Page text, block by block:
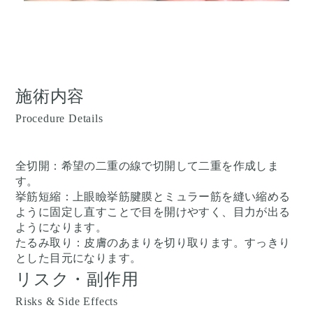
施術内容
Procedure Details
全切開：希望の二重の線で切開して二重を作成しま
す。
挙筋短縮：上眼瞼挙筋腱膜とミュラー筋を縫い縮める
ように固定し直すことで目を開けやすく、目力が出る
ようになります。
たるみ取り：皮膚のあまりを切り取ります。すっきり
とした目元になります。
リスク・副作用
Risks & Side Effects